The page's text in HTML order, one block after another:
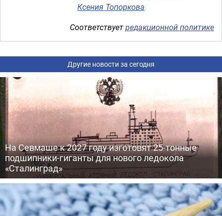
Ксения Топоркова
Соответствуетредакционной политике
Другие новости за сегодня
На Севмаше к 2027 году изготовят 25-тонные
подшипники-гиганты для нового ледокола
«Сталинград»